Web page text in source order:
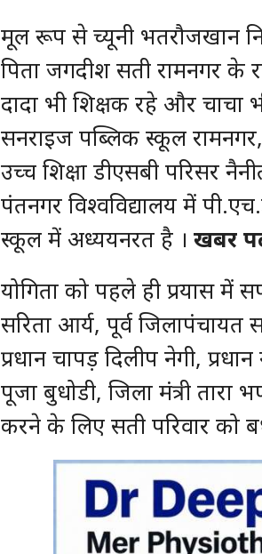
मूल रूप से च्यूनी भतरौजखान
पिता जगदीश सती रामनगर के
दादा भी शिक्षक रहे और चाचा
सनराइज पब्लिक स्कूल रामनगर,
उच्च शिक्षा डीएसबी परिसर
पंतनगर विश्वविद्यालय में
स्कूल में अध्ययनरत है । खबर
योगिता को पहले ही प्रयास में
सरिता आर्य, पूर्व जिलापंचायत
प्रधान चापड़ दिलीप नेगी,
पूजा बुधोडी, जिला मंत्री तारा
करने के लिए सती परिवार को